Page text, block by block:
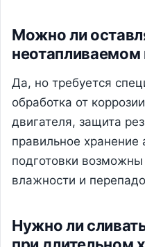
Можно ли
неотапливаемом
Да, но требуется
обработка от
двигателя, защита
правильное хранение
подготовки
влажности и
Нужно ли